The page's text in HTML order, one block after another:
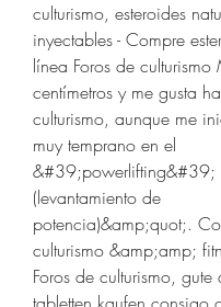
culturismo, esteroides
inyectables - Compre
línea Foros de
centímetros y me gusta
culturismo, aunque me
muy temprano en el
&#39;powerlifting&#39;
(levantamiento de
potencia)&amp;quot;.
culturismo &amp;amp;
Foros de culturismo,